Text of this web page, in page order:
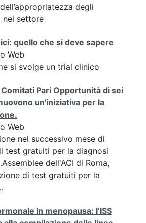
degli
nel settore
quello che si deve sapere
Web
si svolge un trial clinico
Pari Opportunità di sei
un'iniziativa per la
Web
nel successivo mese di
test gratuiti per la diagnosi
dell'ACI di Roma,
di test gratuiti per la
in menopausa: l’ISS